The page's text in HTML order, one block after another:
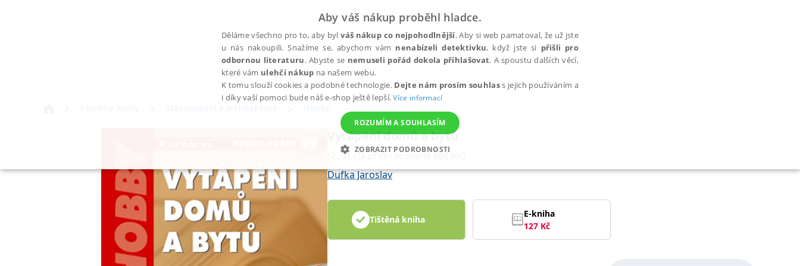
Vytápění domů a bytů
(2., zcela přepracované vydání)
Dufka Jaroslav
Tištěná kniha
E-kniha
127 Kč
Aby váš nákup proběhl hladce.
Děláme všechno pro to, aby bylváš nákup co nejpohodlnější. Aby si web pamatoval, že už jste
u nás nakoupili. Snažíme se, abychom vám nenabízeli detektivku, když jste si přišli pro
odbornou literaturu. Abyste se nemuseli pořád dokola přihlašovat. A spoustu dalších věcí,
které vám ulehčí nákup na našem webu.
K tomu slouží cookies a podobné technologie. Dejte nám prosím souhlass jejich používáním a
i díky vaší pomoci bude náš e-shop ještě lepší.Více informací
ROZUMÍM A SOUHLASÍM
ZOBRAZIT PODROBNOSTI
NEZBYTNÉ ANALYTICKÉ MARKETINGOVÉ FUNKČNÍ NEZAŘAZENÉ SOUBORY
Analytické Marketingové Funkční Nezařazené soubory
Nezbytně nutné soubory cookie umožňují základní funkce webových stránek, jako je přihlášení uživatele a správa účtu. Webové stránky nelze bez nezbytně nutných souborů cookie správně používat.